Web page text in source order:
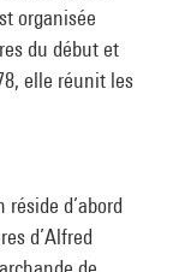
organisée
du début et
elle réunit les
d’abord
d’Alfred